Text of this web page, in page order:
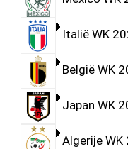
Italië WK
België WK
Japan WK
Algerije